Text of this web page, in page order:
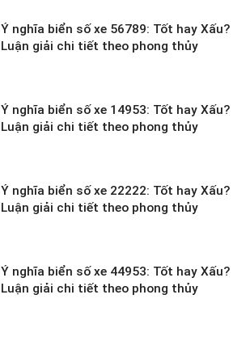
Ý nghĩa biển số xe 56789: Tốt hay Xấu?
Luận giải chi tiết theo phong thủy
Ý nghĩa biển số xe 14953: Tốt hay Xấu?
Luận giải chi tiết theo phong thủy
Ý nghĩa biển số xe 22222: Tốt hay Xấu?
Luận giải chi tiết theo phong thủy
Ý nghĩa biển số xe 44953: Tốt hay Xấu?
Luận giải chi tiết theo phong thủy